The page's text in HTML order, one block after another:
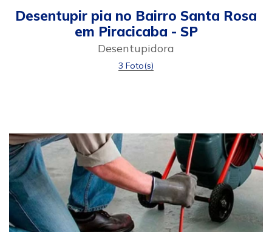
Desentupir pia no Bairro Santa Rosa
em Piracicaba - SP
Desentupidora
3 Foto(s)